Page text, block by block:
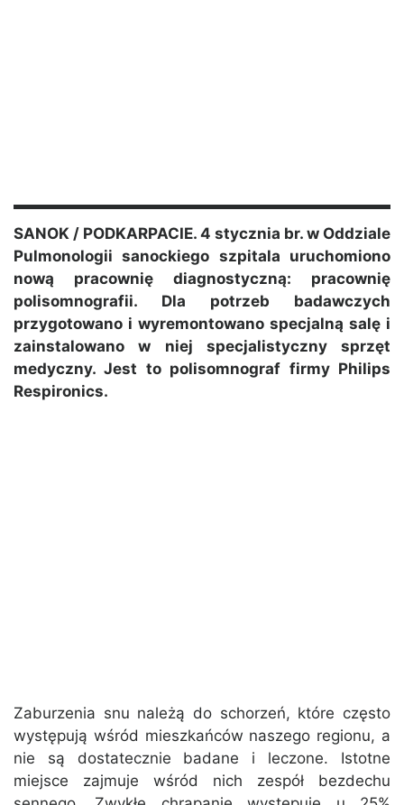
SANOK / PODKARPACIE. 4 stycznia br. w Oddziale
Pulmonologii sanockiego szpitala uruchomiono
nową pracownię diagnostyczną: pracownię
polisomnografii. Dla potrzeb badawczych
przygotowano i wyremontowano specjalną salę i
zainstalowano w niej specjalistyczny sprzęt
medyczny. Jest to polisomnograf firmy Philips
Respironics.
Zaburzenia snu należą do schorzeń, które często
występują wśród mieszkańców naszego regionu, a
nie są dostatecznie badane i leczone. Istotne
miejsce zajmuje wśród nich zespół bezdechu